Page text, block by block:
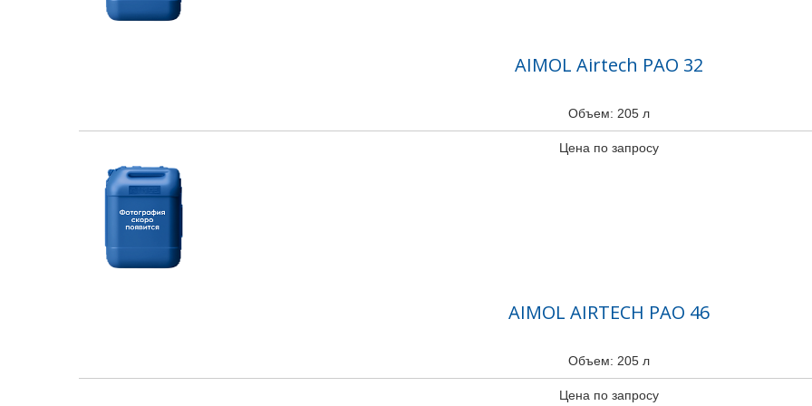
AIMOL Airtech PAO 32
Объем: 205 л
Цена по запросу
AIMOL AIRTECH PAO 46
Объем: 205 л
Цена по запросу